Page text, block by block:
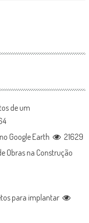
de um
Google Earth
21629
Obras na Construção
para implantar